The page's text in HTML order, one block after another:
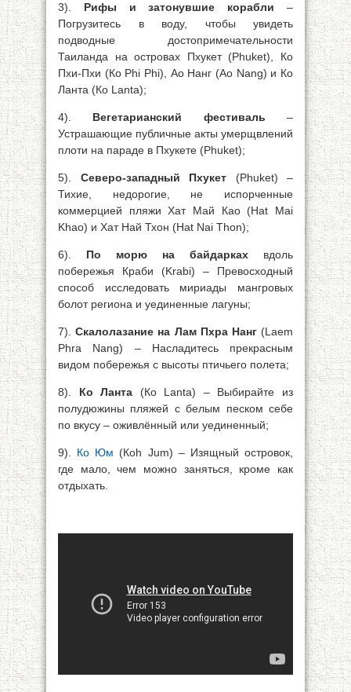
3). Рифы и затонувшие корабли –
Погрузитесь в воду, чтобы увидеть
подводные достопримечательности
Таиланда на островах Пхукет (Phuket), Ко
Пхи-Пхи (Ко Phi Phi), Ао Нанг (Ао Nang) и Ко
Ланта (Ко Lanta);
4). Вегетарианский фестиваль –
Устрашающие публичные акты умерщвлений
плоти на параде в Пхукете (Phuket);
5). Северо-западный Пхукет (Phuket) –
Тихие, недорогие, не испорченные
коммерцией пляжи Хат Май Као (Hat Mai
Khao) и Хат Най Тхон (Hat Nai Thon);
6). По морю на байдарках вдоль
побережья Краби (Krabi) – Превосходный
способ исследовать мириады мангровых
болот региона и уединенные лагуны;
7).Скалолазание на Лам Пхра Нанг(Laem
Phra Nang) – Насладитесь прекрасным
видом побережья с высоты птичьего полета;
8). Ко Ланта (Ко Lanta) – Выбирайте из
полудюжины пляжей с белым песком себе
по вкусу – оживлённый или уединенный;
9). Ко Юм (Коh Jum) – Изящный островок,
где мало, чем можно заняться, кроме как
отдыхать.